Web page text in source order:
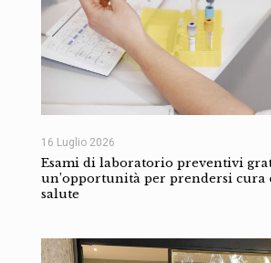
16 Luglio 2026
Esami di laboratorio preventivi
un’opportunità per prendersi
salute